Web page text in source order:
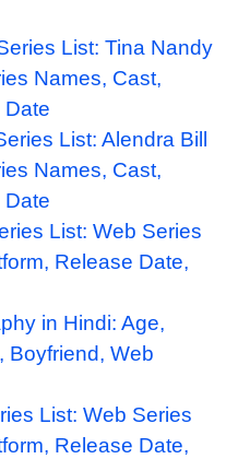
List: Tina Nandy
Names, Cast,
Date
List: Alendra Bill
Names, Cast,
Date
List: Web Series
Release Date,
in Hindi: Age,
Boyfriend, Web
List: Web Series
Release Date,